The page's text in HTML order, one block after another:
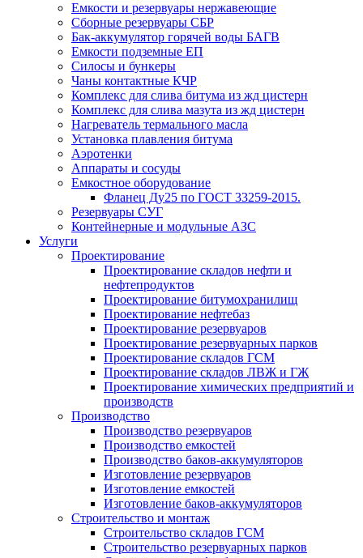
Емкости и резервуары нержавеющие
Сборные резервуары СБР
Бак-аккумулятор горячей воды БАГВ
Емкости подземные ЕП
Силосы и бункеры
Чаны контактные КЧР
Комплекс для слива битума из жд цистерн
Комплекс для слива мазута из жд цистерн
Нагреватель термального масла
Установка плавления битума
Аэротенки
Аппараты и сосуды
Емкостное оборудование
Фланец Ду25 по ГОСТ 33259-2015.
Резервуары СУГ
Контейнерные и модульные АЗС
Услуги
Проектирование
Проектирование складов нефти и
нефтепродуктов
Проектирование битумохранилищ
Проектирование нефтебаз
Проектирование резервуаров
Проектирование резервуарных парков
Проектирование складов ГСМ
Проектирование складов ЛВЖ и ГЖ
Проектирование химических предприятий и
производств
Производство
Производство резервуаров
Производство емкостей
Производство баков-аккумуляторов
Изготовление резервуаров
Изготовление емкостей
Изготовление баков-аккумуляторов
Строительство и монтаж
Строительство складов ГСМ
Строительство резервуарных парков